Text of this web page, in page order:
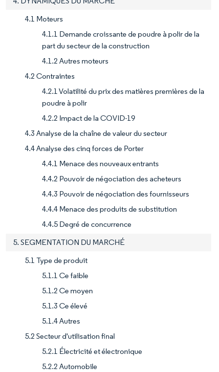
4.1 Moteurs
4.1.1 Demande croissante de poudre à polir de la
part du secteur de la construction
4.1.2 Autres moteurs
4.2 Contraintes
4.2.1 Volatilité du prix des matières premières de la
poudre à polir
4.2.2 Impact de la COVID-19
4.3 Analyse de la chaîne de valeur du secteur
4.4 Analyse des cinq forces de Porter
4.4.1 Menace des nouveaux entrants
4.4.2 Pouvoir de négociation des acheteurs
4.4.3 Pouvoir de négociation des fournisseurs
4.4.4 Menace des produits de substitution
4.4.5 Degré de concurrence
5. SEGMENTATION DU MARCHÉ
5.1 Type de produit
5.1.1 Ce faible
5.1.2 Ce moyen
5.1.3 Ce élevé
5.1.4 Autres
5.2 Secteur d'utilisation final
5.2.1 Électricité et électronique
5.2.2 Automobile